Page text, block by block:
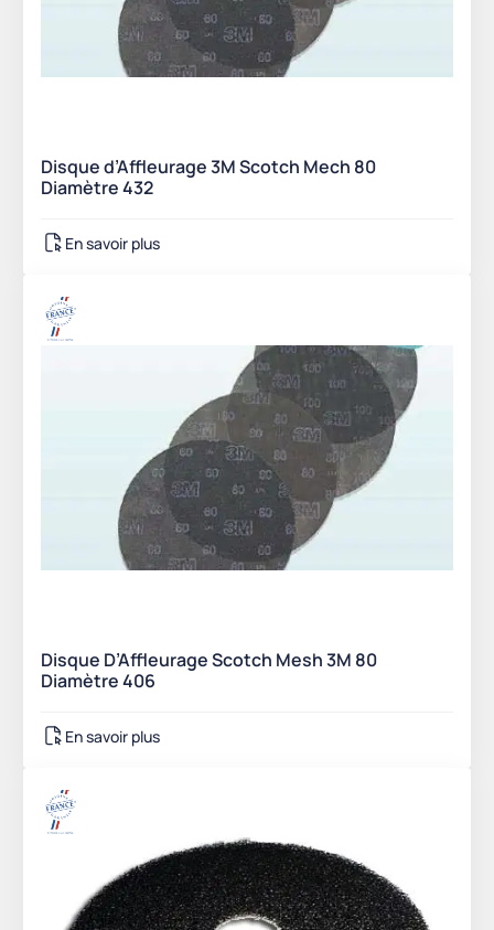
Disque d’Affleurage 3M Scotch Mech 80
Diamètre 432
En savoir plus
Disque D’Affleurage Scotch Mesh 3M 80
Diamètre 406
En savoir plus